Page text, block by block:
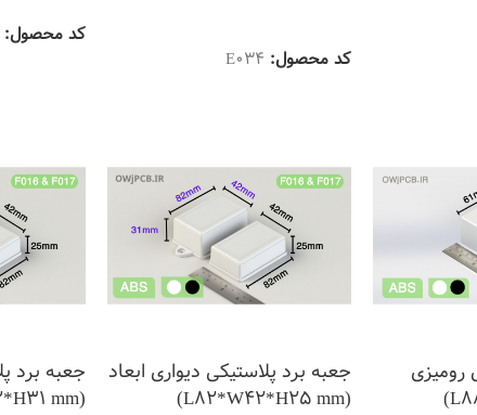
کد محصول: E034
کد محصول:
رومیزی
جعبه برد پلاستیکی دیواری ابعاد
(L82*W42*H25 mm)
جعبه برد
(L82*W42*H31 mm)